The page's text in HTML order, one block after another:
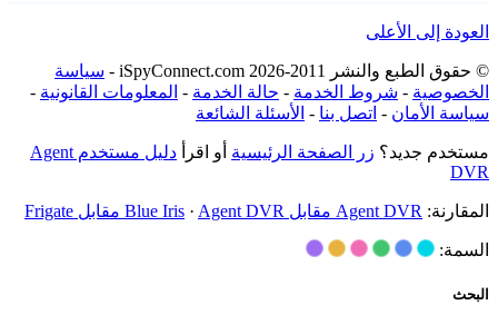
العودة إلى الأعلى
© حقوق الطبع والنشر 2011-2026 iSpyConnect.com -
سياسة
الخصوصية - شروط الخدمة - حالة الخدمة - المعلومات القانونية -
سياسة الأمان - اتصل بنا - الأسئلة الشائعة
مستخدم جديد؟ زر الصفحة الرئيسية أو اقرأ
دليل مستخدم Agent
DVR
المقارنة: Agent DVR مقابل Blue Iris · Agent DVR مقابل Frigate
السمة:
البحث